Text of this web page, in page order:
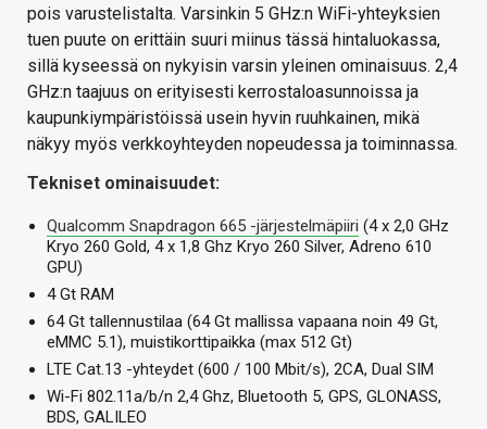
pois varustelistalta. Varsinkin 5 GHz:n WiFi-yhteyksien
tuen puute on erittäin suuri miinus tässä hintaluokassa,
sillä kyseessä on nykyisin varsin yleinen ominaisuus. 2,4
GHz:n taajuus on erityisesti kerrostaloasunnoissa ja
kaupunkiympäristöissä usein hyvin ruuhkainen, mikä
näkyy myös verkkoyhteyden nopeudessa ja toiminnassa.
Tekniset ominaisuudet:
Qualcomm Snapdragon 665 -järjestelmäpiiri (4 x 2,0 GHz
Kryo 260 Gold, 4 x 1,8 Ghz Kryo 260 Silver, Adreno 610
GPU)
4 Gt RAM
64 Gt tallennustilaa (64 Gt mallissa vapaana noin 49 Gt,
eMMC 5.1), muistikorttipaikka (max 512 Gt)
LTE Cat.13 -yhteydet (600 / 100 Mbit/s), 2CA, Dual SIM
Wi-Fi 802.11a/b/n 2,4 Ghz, Bluetooth 5, GPS, GLONASS,
BDS, GALILEO